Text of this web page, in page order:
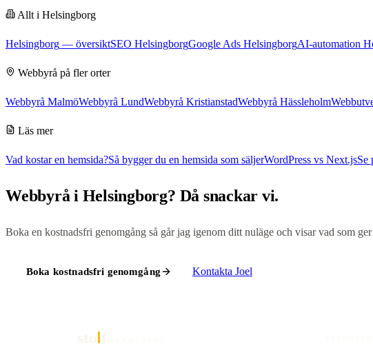
Allt i Helsingborg
Helsingborg — översiktSEO HelsingborgGoogle Ads HelsingborgAI-automation
Webbyrå på fler orter
Webbyrå MalmöWebbyrå LundWebbyrå KristianstadWebbyrå Hässleholm
Läs mer
Vad kostar en hemsida?Så bygger du en hemsida som säljerWordPress vs Next.jsSe
Webbyrå i Helsingborg? Då snackar vi.
Boka en kostnadsfri genomgång så går jag igenom ditt nuläge och visar vad som
Boka kostnadsfri genomgång Kontakta Joel